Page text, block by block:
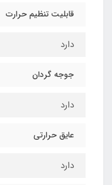
قابلیت تنظیم حرارت
دارد
جوجه گردان
دارد
عایق حرارتی
دارد